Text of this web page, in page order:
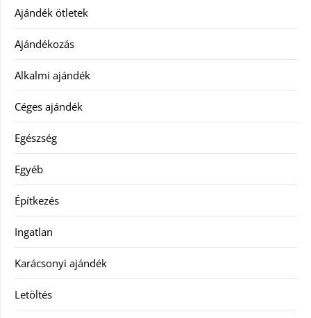
Ajándék ötletek
Ajándékozás
Alkalmi ajándék
Céges ajándék
Egészség
Egyéb
Építkezés
Ingatlan
Karácsonyi ajándék
Letöltés